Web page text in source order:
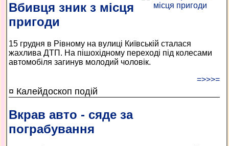
Вбивця зник з місця
пригоди
15 грудня в Рівному на вулиці Київській сталася
жахлива ДТП. На пішохідному переході під колесами
автомобіля загинув молодий чоловік.
=>>>=
¤ Калейдоскоп подій
Вкрав авто - сяде за
пограбування